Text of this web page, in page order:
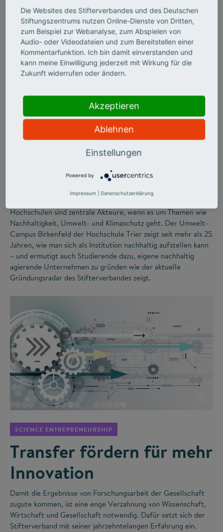
Wirtschaft, Wissenschaft und Politik braucht. Einblicke in das
Pilotprojekt IP-Transfer 3.0.
©
SCIENCE ENTREPRENEURSHIP
Nachhaltigkeit – ja, bitte!
Hochschulen sind zentrale Akteure, wenn es um Themen wie
Nachhaltigkeit, Umwelt- und Klimaschutz geht. Der Umwelt-
Campus Birkenfeld der Hochschule Trier zeigt seit mehr als 25
Jahren, wie man sich als Institution nachhaltig aufstellen kann
– und ermutigt auch Studierende dazu, eigene nachhaltig
agierende Unternehmen zu gründen wie der aktuelle
Gründungsradar des Stifterverbandes zeigt.
SCIENCE ENTREPRENEURSHIP
Transfer fördern für mehr
Innovation
Damit die Ergebnisse von Forschungsarbeit der Gesellschaft
zugute kommen, ist eine enge Verzahnung von Wissenschaft,
Wirtschaft und Gesellschaft notwendig. Dafür setzt sich der
Stifterverband mit seiner jahrzehntelangen Erfahrung ein.
Die Websites des Stifterverbandes und des Deutschen
Stiftungszentrums nutzen Online-Dienste von Dritten,
zum Beispiel zur Webanalyse, zum Abspielen von
Audio- oder Videodateien und zum Bereitstellen einer
Kommentarfunktion. Ich bin damit einverstanden und
kann meine Einwilligung jederzeit mit Wirkung für die
Zukunft widerrufen oder ändern.
Akzeptieren
Ablehnen
Einstellungen
Powered by
Impressum Datenschutzerklärung